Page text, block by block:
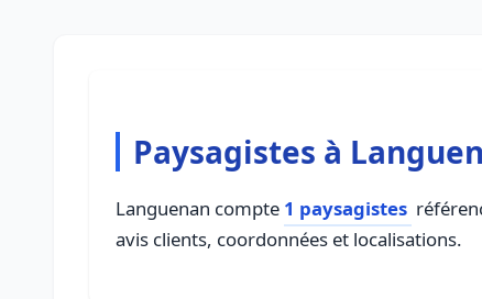
Paysagistes à
Languenan compte 1 paysagistes
avis clients, coordonnées et localisations.